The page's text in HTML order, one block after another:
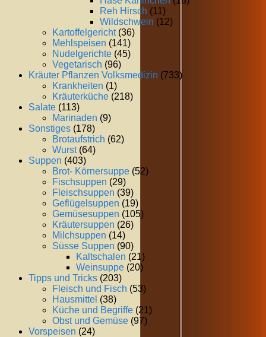
Reh Hirsch (11)
Wildschwein (12)
Kartoffelgericht(36)
Mehlspeisen (141)
Nudelgerichte (45)
Vegetarisch (96)
Kräuter Pflanzen Volksmedizin (733)
Krankheiten (1)
Kräuterküche (218)
Salate (113)
Marinaden (9)
Sonstiges (178)
Brotaufstrich (62)
Wurst(64)
Suppen (403)
Brot- Körnersuppe (52)
Fischsuppen (29)
Fleischsuppen (39)
Geflügelsuppen (19)
Gemüsesuppen (105)
Kräutersuppen (26)
Milchsuppen (14)
Süsse Suppen (90)
Kaltschalen (21)
Weinsuppe (20)
Tipps und Tricks (203)
Fleisch und Fisch (53)
Hausmittel (38)
Küche und Begriffe (21)
Obst und Gemüse (97)
Vorspeisen (24)